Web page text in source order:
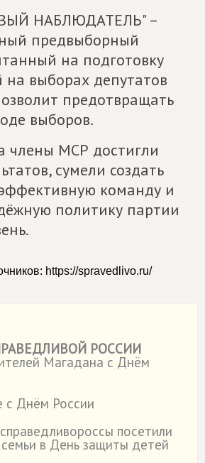
НАБЛЮДАТЕЛЬ" –
предвыборный
на подготовку
выборах депутатов
предотвращать
выборов.
члены МСР достигли
сумели создать
команду и
политику партии
https://spravedlivo.ru/
РОССИИ
Магадана с Днём
с Днём России
посетили
в День защиты детей